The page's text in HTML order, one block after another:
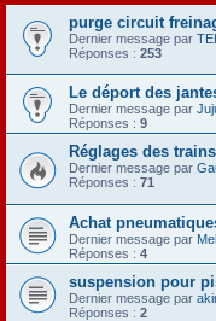
purge circuit
Dernier message par
Réponses : 253
Le déport des
Dernier message par
Réponses : 9
Réglages des
Dernier message par
Réponses : 71
Achat
Dernier message par
Réponses : 4
suspension pour
Dernier message par
Réponses : 2